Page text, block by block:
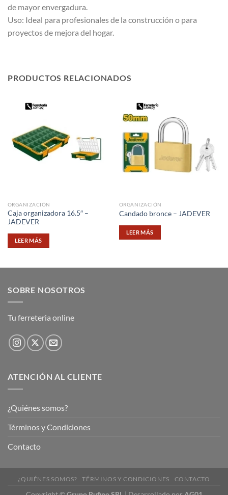
de mayor envergadura.
Uso: Ideal para profesionales de la construcción o para
proyectos de mejora del hogar.
PRODUCTOS RELACIONADOS
ORGANIZACIÓN
Caja organizadora 16.5″ –
JADEVER
LEER MÁS
ORGANIZACIÓN
Candado bronce – JADEVER
LEER MÁS
SOBRE NOSOTROS
Tu ferreteria online
ATENCIÓN AL CLIENTE
¿Quiénes somos?
Términos y Condiciones
Contacto
¿QUIÉNES SOMOS? TÉRMINOS Y CONDICIONES CONTACTO